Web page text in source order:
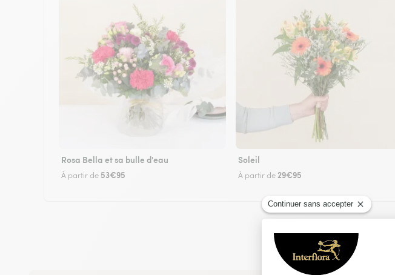
Rosa Bella et sa bulle d'eau
À partir de 53€95
Soleil
À partir de 29€95